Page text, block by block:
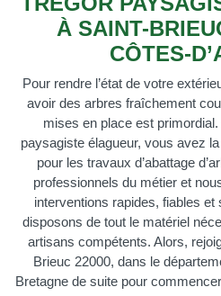
À SAINT-
CÔTES-
Pour rendre l’état de votre
avoir des arbres fraîchement
mises en place est primordial.
paysagiste élagueur, vous avez
pour les travaux d’abattage
professionnels du métier et
interventions rapides, fiables
disposons de tout le matériel
artisans compétents. Alors,
Brieuc 22000, dans le
Bretagne de suite pour